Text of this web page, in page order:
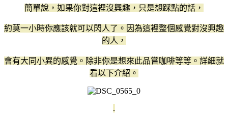
簡單說，如果你對這裡沒興趣，只是想踩點的話，
約莫一小時你應該就可以閃人了。因為這裡整個感覺對沒興趣
的人，
會有大同小異的感覺。除非你是想來此品嘗咖啡等等。詳細就
看以下介紹。
.